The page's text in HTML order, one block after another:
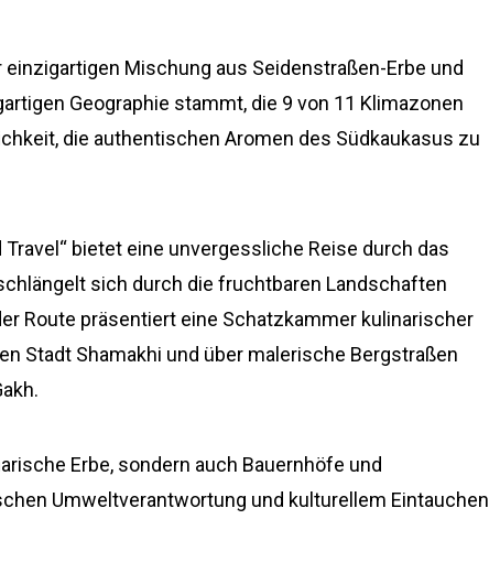
Mischung aus Seidenstraßen-Erbe und
Geographie stammt, die 9 von 11 Klimazonen
die authentischen Aromen des Südkaukasus zu
Travel“ bietet eine unvergessliche Reise durch das
sich durch die fruchtbaren Landschaften
Route präsentiert eine Schatzkammer kulinarischer
Stadt Shamakhi und über malerische Bergstraßen
Erbe, sondern auch Bauernhöfe und
Umweltverantwortung und kulturellem Eintauchen